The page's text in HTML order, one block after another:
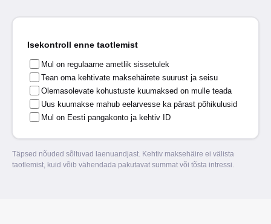
Isekontroll enne taotlemist
Mul on regulaarne ametlik sissetulek
Tean oma kehtivate maksehäirete suurust ja seisu
Olemasolevate kohustuste kuumaksed on mulle teada
Uus kuumakse mahub eelarvesse ka pärast põhikulusid
Mul on Eesti pangakonto ja kehtiv ID
Täpsed nõuded sõltuvad laenuandjast. Kehtiv maksehäire ei välista
taotlemist, kuid võib vähendada pakutavat summat või tõsta intressi.